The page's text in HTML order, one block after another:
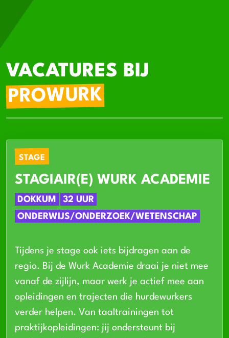
VACATURES BIJ
PROWURK
STAGE
STAGIAIR(E) WURK ACADEMIE
DOKKUM
32 UUR
ONDERWIJS/ONDERZOEK/WETENSCHAP
Tijdens je stage ook iets bijdragen aan de
regio. Bij de Wurk Academie draai je niet mee
vanaf de zijlijn, maar werk je actief mee aan
opleidingen en trajecten die hurdewurkers
verder helpen. Van taaltrainingen tot
praktijkopleidingen: jij ondersteunt bij